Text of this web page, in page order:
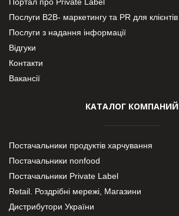
Послуги В2В- маркетингу та PR для клієнтів
Послуги з надання інформації
Відгуки
Контакти
Вакансії
КАТАЛОГ КОМПАНИЙ
Постачальники продуктів харчування
Постачальники nonfood
Постачальники Private Label
Retail. Роздрібні мережі, Магазини
Дистрибутори України